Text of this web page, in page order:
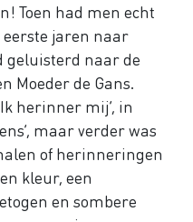
Toen had men echt
eerste jaren naar
geluisterd naar de
Moeder de Gans.
herinner mij’, in
maar verder was
of herinneringen
kleur, een
en sombere